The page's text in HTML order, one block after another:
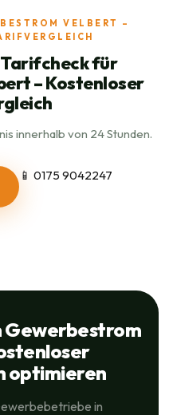
VELBERT –
für
– Kostenloser
innerhalb von 24 Stunden.
📱 0175 9042247
Gewerbestrom
optimieren
in